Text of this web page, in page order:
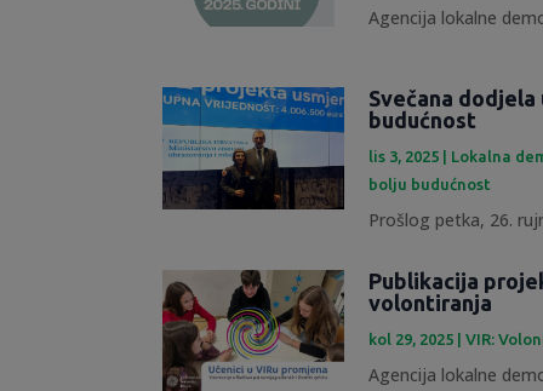
Agencija lokalne
Svečana
budućnost
lis 3, 2025 | Lokalna
bolju budućnost
Prošlog petka, 26.
Publikacija
volontiranja
kol 29, 2025 |VIR:
Agencija lokalne